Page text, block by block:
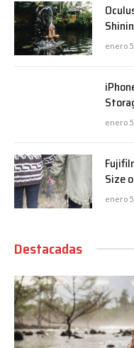
enero
enero
Size
enero
Destacadas